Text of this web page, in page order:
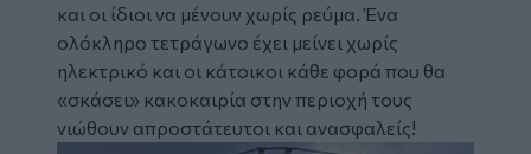
και οι ίδιοι να μένουν χωρίς ρεύμα. Ένα
ολόκληρο τετράγωνο έχει μείνει χωρίς
ηλεκτρικό και οι κάτοικοι κάθε φορά που θα
«σκάσει» κακοκαιρία στην περιοχή τους
νιώθουν απροστάτευτοι και ανασφαλείς!